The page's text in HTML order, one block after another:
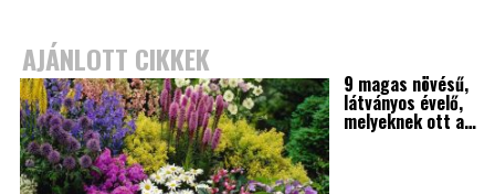
AJÁNLOTT CIKKEK
9 magas növésű,
látványos évelő,
melyeknek ott a…